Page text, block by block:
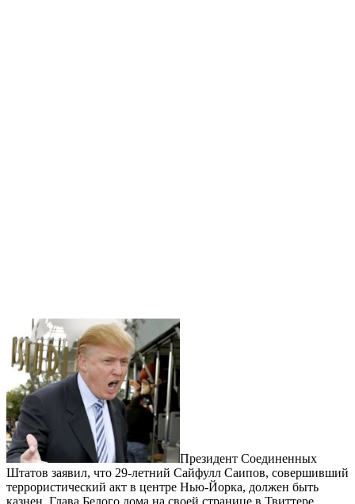
Президент Соединенных
Штатов заявил, что 29-летний Сайфулл Саипов, совершивший
террористический акт в центре Нью-Йорка, должен быть
казнен. Глава Белого дома на своей странице в Твиттере